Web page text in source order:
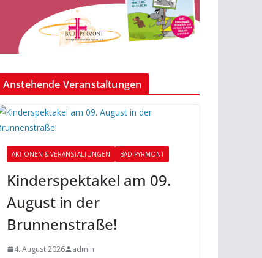
Anstehende Veranstaltungen
AKTIONEN & VERANSTALTUNGEN BAD PYRMONT
Kinderspektakel am 09.
August in der
Brunnenstraße!
4. August 2026 admin